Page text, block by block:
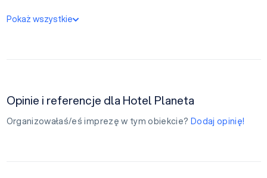
Pokaż wszystkie
Opinie i referencje dla Hotel Planeta
Organizowałaś/eś imprezę w tym obiekcie? Dodaj opinię!